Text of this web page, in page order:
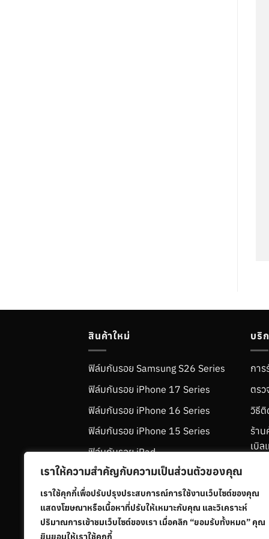
เราให้ความสำคัญกับความเป็นส่วนตัวของคุณ
เราใช้คุกกี้เพื่อปรับปรุงประสบการณ์การใช้งานเว็บไซต์ของคุณ
แสดงโฆษณาหรือเนื้อหาที่ปรับให้เหมาะกับคุณ และวิเคราะห์
ปริมาณการเข้าชมเว็บไซต์ของเรา เมื่อคลิก “ยอมรับทั้งหมด” คุณ
ยินยอมให้เราใช้คุกกี้
สินค้าใหม่
ฟิล์มกันรอย Samsung S26 Series
ฟิล์มกันรอย iPhone 17 Series
ฟิล์มกันรอย iPhone 16 Series
ฟิล์มกันรอย iPhone 15 Series
ฟิล์มกันรอย iPad
ฟิล์มกันรอย Samsung S25 Series
บริ
การ
ตร
วิธีติ
ร้าน
เบิล
คำ
ข้อ
นโ